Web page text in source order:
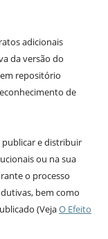
adicionais
da versão do
repositório
de
publicar e distribuir
ou na sua
o processo
bem como
(VejaO Efeito